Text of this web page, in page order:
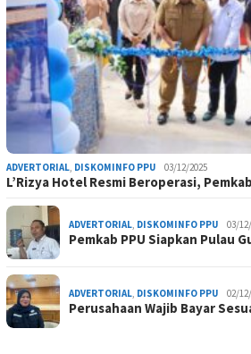
ADVERTORIAL, DISKOMINFO PPU 03/12/2025
L’Rizya Hotel Resmi Beroperasi,
ADVERTORIAL, DISKOMINFO PPU 03/
Pemkab PPU Siapkan Pulau
ADVERTORIAL, DISKOMINFO PPU 02/
Perusahaan Wajib Bayar